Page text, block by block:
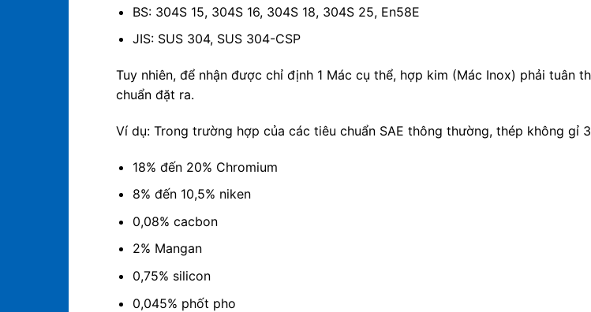
BS: 304S 15, 304S 16, 304S 18, 304S 25, En58E
JIS: SUS 304, SUS 304-CSP
Tuy nhiên, để nhận được chỉ định 1 Mác cụ thể, hợp kim (Mác Inox) phải
chuẩn đặt ra.
Ví dụ: Trong trường hợp của các tiêu chuẩn SAE thông thường, thép không gỉ
18% đến 20% Chromium
8% đến 10,5% niken
0,08% cacbon
2% Mangan
0,75% silicon
0,045% phốt pho